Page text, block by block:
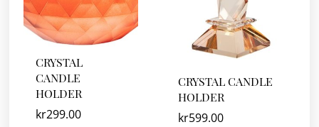
CRYSTAL
CANDLE
HOLDER
kr299.00
CRYSTAL CANDLE
HOLDER
kr599.00